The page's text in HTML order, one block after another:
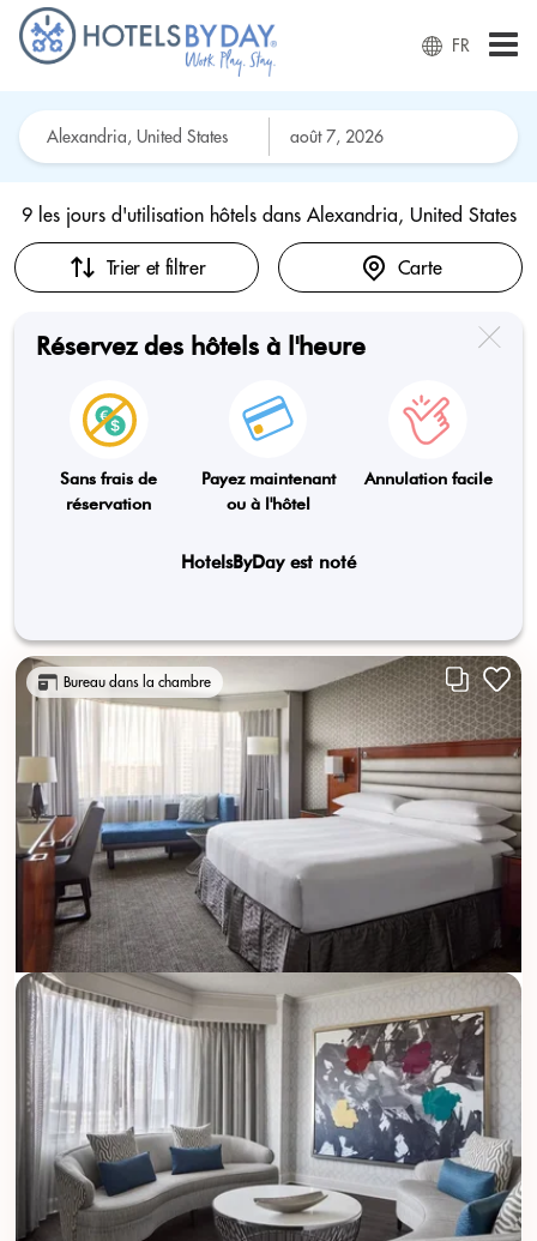
FR
9 les jours d'utilisation hôtels dans Alexandria, United States
Trier et filtrer Carte
Réservez des hôtels à l'heure
Sans frais de
réservation
Payez maintenant
ou à l'hôtel
Annulation facile
HotelsByDay est noté
Bureau dans la chambre